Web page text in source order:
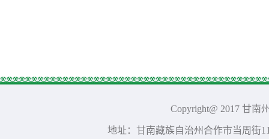
Copyright@ 2017 甘南
地址：甘南藏族自治州合作市当周街